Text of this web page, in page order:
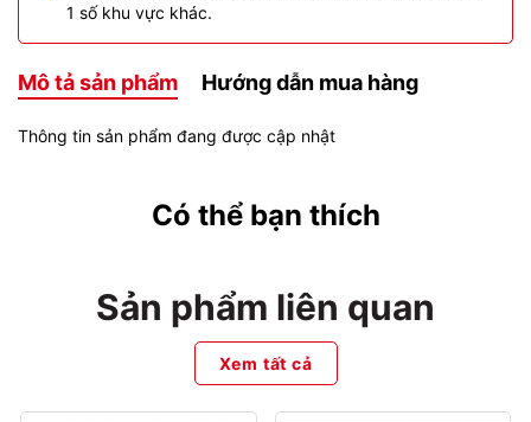
1 số khu vực khác.
Mô tả sản phẩm Hướng dẫn mua hàng
Thông tin sản phẩm đang được cập nhật
Có thể bạn thích
Sản phẩm liên quan
Xem tất cả